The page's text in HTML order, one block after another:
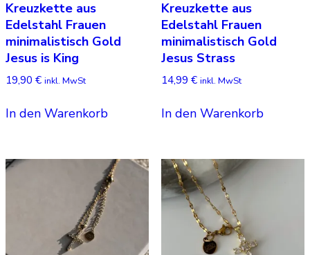
Kreuzkette aus
Edelstahl Frauen
minimalistisch Gold
Jesus is King
19,90 € inkl. MwSt
In den Warenkorb
Kreuzkette aus
Edelstahl Frauen
minimalistisch Gold
Jesus Strass
14,99 € inkl. MwSt
In den Warenkorb